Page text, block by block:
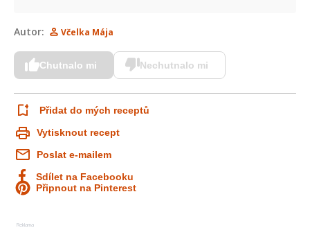
Autor: Včelka Mája
Chutnalo mi Nechutnalo mi
Přidat do mých receptů
Vytisknout recept
Poslat e-mailem
Sdílet na Facebooku
Připnout na Pinterest
Reklama